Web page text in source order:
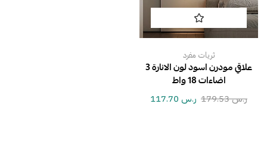
ثريات مفرد
علاقي مودرن اسود لون الانارة 3
اضاءات 18 واط
ر.س179.53 ر.س